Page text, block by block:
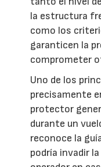
la estructura
como los
garanticen la
comprometer
Uno de los
precisamente
protector
durante un
reconoce la
podría invadir